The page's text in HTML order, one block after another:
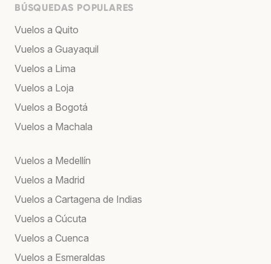
BÚSQUEDAS POPULARES
Vuelos a Quito
Vuelos a Guayaquil
Vuelos a Lima
Vuelos a Loja
Vuelos a Bogotá
Vuelos a Machala
Vuelos a Medellín
Vuelos a Madrid
Vuelos a Cartagena de Indias
Vuelos a Cúcuta
Vuelos a Cuenca
Vuelos a Esmeraldas